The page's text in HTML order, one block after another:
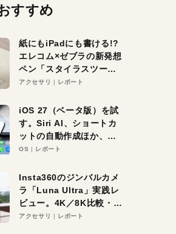
すすめ
紙にもiPadにも書ける!?
エレコム×ゼブラの新発想
ペン「スタイラスツーウ
ェイ」レビュー。持ち替
アクセサリ レポート
iOS 27（ベータ版）を試
す。Siri AI、ショートカ
ットの自動作成ほか、期
待大の便利機能5選。
る未来はすぐそこ！
OS レポート
Insta360のジンバルカメ
ラ「Luna Ultra」実践レ
ビュー。4K／8K比較・ズ
ーム・夜間撮影をチェッ
アクセサリ レポート